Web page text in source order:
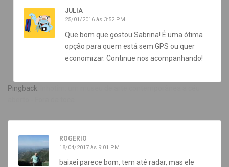
JULIA
25/01/2016 às 3:52 PM
Que bom que gostou Sabrina! É uma ótima
opção para quem está sem GPS ou quer
economizar. Continue nos acompanhando!
Pingback:
ROGERIO
18/04/2017 às 9:01 PM
baixei parece bom, tem até radar, mas ele